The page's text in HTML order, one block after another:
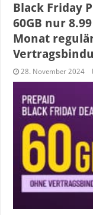
Black Friday
60GB nur
Monat
28. November 2024